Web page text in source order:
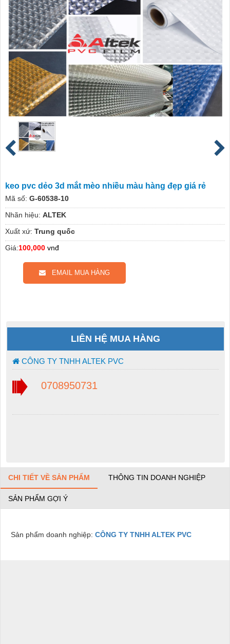
keo pvc dẻo 3d mắt mèo nhiều màu hàng đẹp giá rẻ
Mã số: G-60538-10
Nhãn hiệu: ALTEK
Xuất xứ: Trung quốc
Giá:100,000 vnđ
EMAIL MUA HÀNG
LIÊN HỆ MUA HÀNG
CÔNG TY TNHH ALTEK PVC
0708950731
CHI TIẾT VỀ SẢN PHẨM THÔNG TIN DOANH NGHIỆP
SẢN PHẨM GỢI Ý
Sản phẩm doanh nghiệp: CÔNG TY TNHH ALTEK PVC